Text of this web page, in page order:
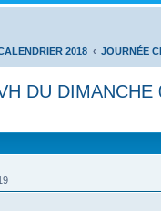
2018 JOURNÉE
DU DIMANCHE